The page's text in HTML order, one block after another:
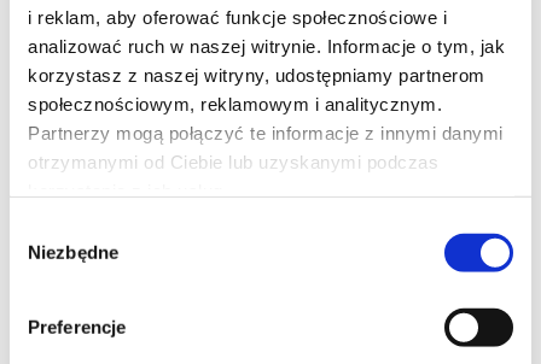
i reklam, aby oferować funkcje społecznościowe i
analizować ruch w naszej witrynie. Informacje o tym, jak
korzystasz z naszej witryny, udostępniamy partnerom
społecznościowym, reklamowym i analitycznym.
Partnerzy mogą połączyć te informacje z innymi danymi
otrzymanymi od Ciebie lub uzyskanymi podczas
zgody
Niezbędne
Preferencje
Zawodowcy
Eve, działająca w szarej strefie specjalistka od załatwiania
otrzymuje zlecenie od grupy nowojorskich inwestorów. Ma
odzyskać dług od mieszkającego na prywatnej wyspie,
dysponującego własną armią miliardera o szemranej reputacji.